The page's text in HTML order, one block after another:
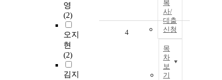
영
(2)
오지
현
(2)
김지
복
사/
대출
신청
목
차
보
기
4